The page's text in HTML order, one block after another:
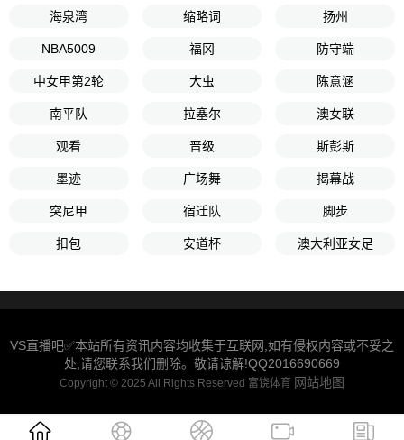
海泉湾 缩略词 扬州
NBA5009 福冈 防守端
中女甲第2轮 大虫 陈意涵
南平队 拉塞尔 澳女联
观看 晋级 斯彭斯
墨迹 广场舞 揭幕战
突尼甲 宿迁队 脚步
扣包 安道杯 澳大利亚女足
VS直播吧✅本站所有资讯内容均收集于互联网,如有侵权内容或不妥之
处,请您联系我们删除。敬请谅解!QQ2016690669
Copyright © 2025 All Rights Reserved 富饶体育 网站地图